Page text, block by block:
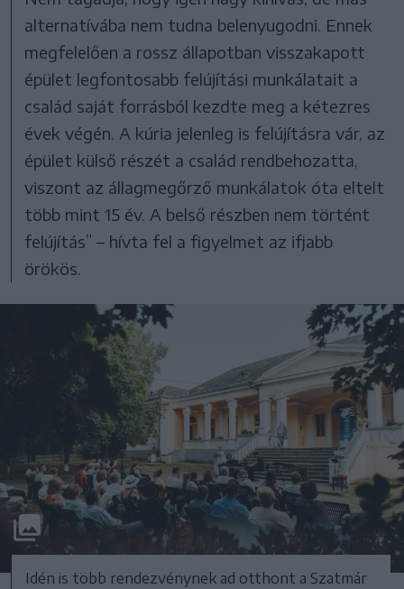
alternatívába nem tudna belenyugodni. Ennek
megfelelően a rossz állapotban visszakapott
épület legfontosabb felújítási munkálatait a
család saját forrásból kezdte meg a kétezres
évek végén. A kúria jelenleg is felújításra vár, az
épület külső részét a család rendbehozatta,
viszont az állagmegőrző munkálatok óta eltelt
több mint 15 év. A belső részben nem történt
felújítás” – hívta fel a figyelmet az ifjabb
örökös.
Idén is több rendezvénynek ad otthont a Szatmár